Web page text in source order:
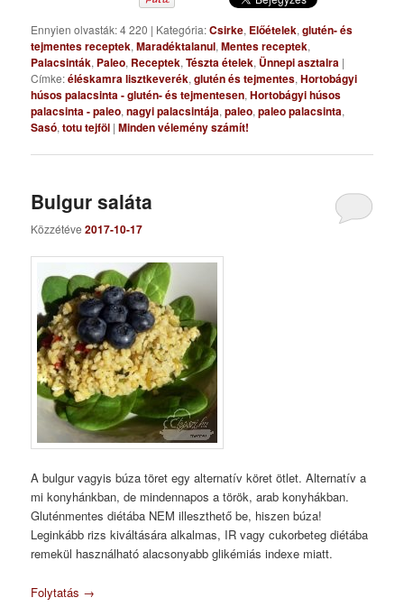
Ennyien olvasták: 4 220 | Kategória:Csirke, Előételek,glutén- és
tejmentes receptek,Maradéktalanul,Mentes receptek,
Palacsinták, Paleo, Receptek,Tészta ételek, Ünnepi asztalra |
Címke:éléskamra lisztkeverék,glutén és tejmentes,Hortobágyi
húsos palacsinta - glutén- és tejmentesen,Hortobágyi húsos
palacsinta - paleo,nagyi palacsintája,paleo,paleo palacsinta,
Sasó,totu tejföl |Minden vélemény számít!
Bulgur saláta
Közzétéve2017-10-17
A bulgur vagyis búza töret egy alternatív köret ötlet. Alternatív a
mi konyhánkban, de mindennapos a török, arab konyhákban.
Gluténmentes diétába NEM illeszthető be, hiszen búza!
Leginkább rizs kiváltására alkalmas, IR vagy cukorbeteg diétába
remekül használható alacsonyabb glikémiás indexe miatt.
Folytatás →